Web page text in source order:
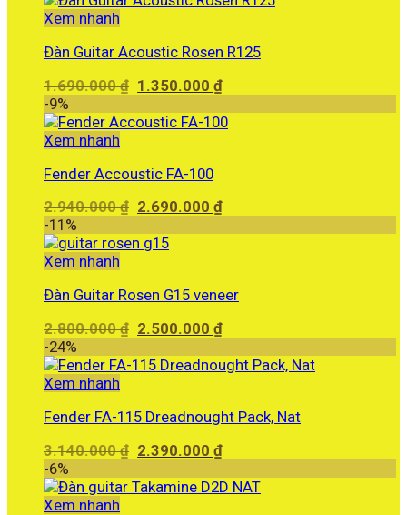
Xem nhanh
Đàn Guitar Acoustic Rosen R125
1.690.000₫ Giá
là:
1.350.000₫Giá
tại
-9%
Xem nhanh
Fender Accoustic FA-100
2.940.000₫ Giá
là:
2.690.000₫Giá
-11%
Xem nhanh
Đàn Guitar Rosen G15 veneer
2.800.000₫ Giá
là:
2.500.000₫Giá
tại
-24%
Xem nhanh
Fender FA-115 Dreadnought Pack, Nat
3.140.000₫ Giá
là:
2.390.000₫Giá
tại
-6%
Xem nhanh